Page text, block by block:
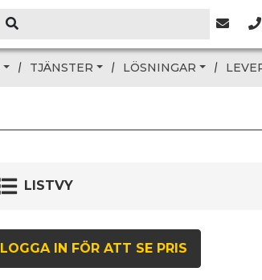
TJÄNSTER LÖSNINGAR
LISTVY
LOGGA IN FÖR ATT SE PRIS